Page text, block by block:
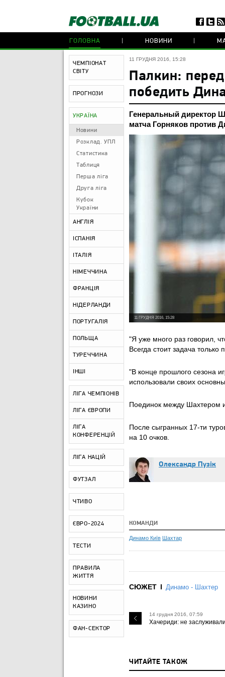
ГОЛОВНА НОВИНИ
ЧЕМПІОНАТ
СВІТУ
ПРОГНОЗИ
УКРАЇНА
Новини
Розклад. УПЛ
Статистика
Таблиця
Перша ліга
Друга ліга
Кубок
України
АНГЛІЯ
ІСПАНІЯ
ІТАЛІЯ
НІМЕЧЧИНА
ФРАНЦІЯ
НІДЕРЛАНДИ
ПОРТУГАЛІЯ
ПОЛЬЩА
ТУРЕЧЧИНА
ІНШІ
ЛІГА ЧЕМПІОНІВ
ЛІГА ЄВРОПИ
ЛІГА
КОНФЕРЕНЦІЙ
ЛІГА НАЦІЙ
ФУТЗАЛ
ЧТИВО
ЄВРО-2024
ТЕСТИ
ПРАВИЛА
ЖИТТЯ
НОВИНИ
КАЗИНО
ФАН-СЕКТОР
11 ГРУДНЯ 2016, 15:28
Палкин:
победить
Генеральный директор
матча Горняков против
11 ГРУДНЯ 2016, 15:28
"Я уже много раз говорил,
Всегда стоит задача
"В конце прошлого сезона
использовали своих
Поединок между Шахтером
После сыгранных 17-ти
на 10 очков.
Олександр Пузік
КОМАНДИ
Динамо Київ Шахтар
СЮЖЕТ Динамо - Шахтер
14 грудня 2016, 07:59
Хачериди: не
ЧИТАЙТЕ ТАКОЖ